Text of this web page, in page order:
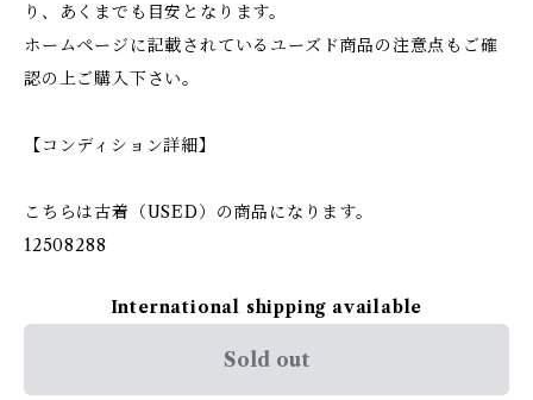
り、あくまでも目安となります。
ホームページに記載されているユーズド商品の注意点もご確
認の上ご購入下さい。
【コンディション詳細】
こちらは古着（USED）の商品になります。
12508288
International shipping available
Sold out